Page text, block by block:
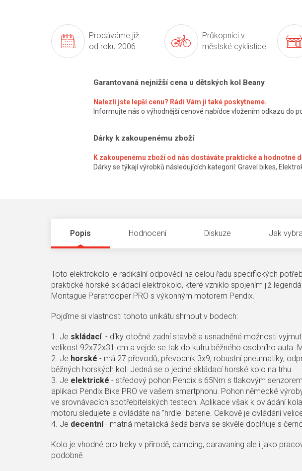
Prodáváme již
od roku 2006
Průkopníci v
městské cyklistice
Garantovaná nejnižší cena u dětských kol Beany
Nalezli jste lepší cenu? Rádi Vám ji také poskytneme.
Informujte nás o výhodnější cenové nabídce vložením odkazu do
Dárky k zakoupenému zboží
K zakoupenému zboží od nás dostáváte praktické a hodnotné
Dárky se týkají výrobků následujících kategorií: Gravel bikes,
Popis Hodnocení Diskuze Jak
Toto elektrokolo je radikální odpovědí na celou řadu specifických
praktické horské skládací elektrokolo, které vzniklo spojením již
Montague Paratrooper PRO s výkonným motorem Pendix.
Pojďme si vlastnosti tohoto unikátu shrnout v bodech:
1. Je skládací- díky otočné zadní stavbě a usnadněné možnosti
velikost 92x72x31 cm a vejde se tak do kufru běžného osobního auta.
2. Je horské - má 27 převodů, převodník 3x9, robustní pneumatiky,
běžných horských kol. Jedná se o jediné skládací horské kolo na trhu.
3. Je elektrické - středový pohon Pendix s 65Nm s tlakovým
aplikaci Pendix Bike PRO ve vašem smartphonu. Pohon německé
ve srovnávacích spotřebitelských testech. Aplikace však k ovládání
motoru sledujete a ovládáte na "hrdle" baterie. Celkově je ovládání
4. Je decentní- matná metalická šedá barva se skvěle doplňuje s
Kolo je vhodné pro treky v přírodě, camping, caravaning ale i jako
podobně.